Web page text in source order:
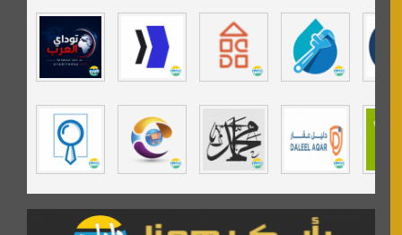
موقع حراج خدمة
تي في قران
موسوعة نور الرحمن
مندى غرام
مردة سوفت
السبيل